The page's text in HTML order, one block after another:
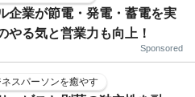
企業が節電・発電・蓄電を実
やる気と営業力も向上！
Sponsored
スパーソンを癒やす